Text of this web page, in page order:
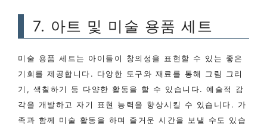
7. 아트 및 미술 용품 세트
미술 용품 세트는 아이들이 창의성을 표현할 수 있는 좋은
기회를 제공합니다. 다양한 도구와 재료를 통해 그림 그리
기, 색칠하기 등 다양한 활동을 할 수 있습니다. 예술적 감
각을 개발하고 자기 표현 능력을 향상시킬 수 있습니다. 가
족과 함께 미술 활동을 하며 즐거운 시간을 보낼 수도 있습